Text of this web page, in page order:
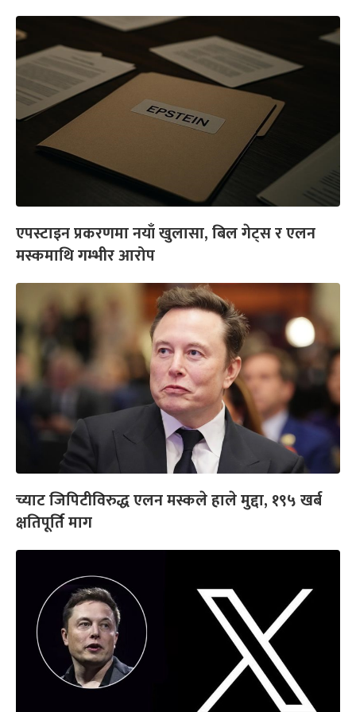
एपस्टाइन प्रकरणमा नयाँ खुलासा, बिल गेट्स र एलन
मस्कमाथि गम्भीर आरोप
च्याट जिपिटीविरुद्ध एलन मस्कले हाले मुद्दा, १९५ खर्ब
क्षतिपूर्ति माग